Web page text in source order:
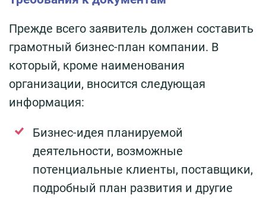
Прежде всего заявитель должен составить
грамотный бизнес-план компании. В
который, кроме наименования
организации, вносится следующая
информация:
Бизнес-идея планируемой
деятельности, возможные
потенциальные клиенты, поставщики,
подробный план развития и другие